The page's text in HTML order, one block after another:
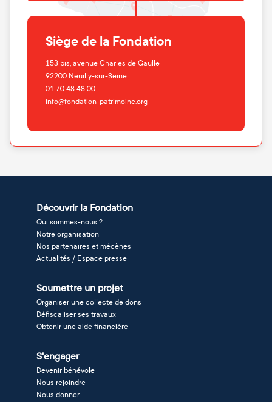
Siège de la Fondation
153 bis, avenue Charles de Gaulle
92200 Neuilly-sur-Seine
01 70 48 48 00
info@fondation-patrimoine.org
Découvrir la Fondation
Qui sommes-nous ?
Notre organisation
Nos partenaires et mécènes
Actualités / Espace presse
Soumettre un projet
Organiser une collecte de dons
Défiscaliser ses travaux
Obtenir une aide financière
S'engager
Devenir bénévole
Nous rejoindre
Nous donner